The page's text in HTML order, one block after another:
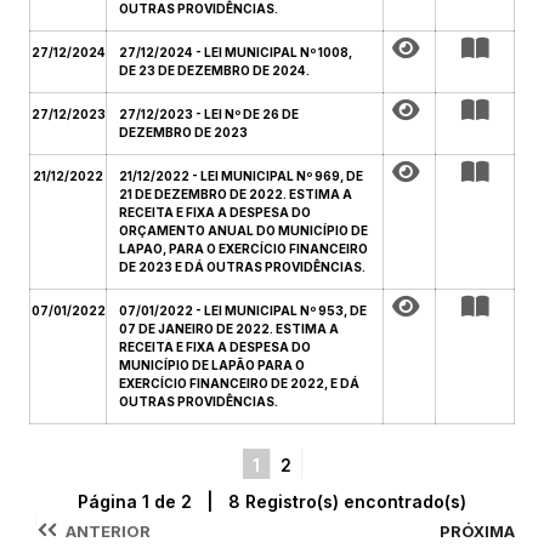
OUTRAS PROVIDÊNCIAS.
27/12/2024
27/12/2024 - LEI MUNICIPAL Nº 1008,
DE 23 DE DEZEMBRO DE 2024.
27/12/2023
27/12/2023 - LEI Nº DE 26 DE
DEZEMBRO DE 2023
21/12/2022
21/12/2022 - LEI MUNICIPAL Nº 969, DE
21 DE DEZEMBRO DE 2022. ESTIMA A
RECEITA E FIXA A DESPESA DO
ORÇAMENTO ANUAL DO MUNICÍPIO DE
LAPAO, PARA O EXERCÍCIO FINANCEIRO
DE 2023 E DÁ OUTRAS PROVIDÊNCIAS.
07/01/2022
07/01/2022 - LEI MUNICIPAL Nº 953, DE
07 DE JANEIRO DE 2022. ESTIMA A
RECEITA E FIXA A DESPESA DO
MUNICÍPIO DE LAPÃO PARA O
EXERCÍCIO FINANCEIRO DE 2022, E DÁ
OUTRAS PROVIDÊNCIAS.
1 2
ANTERIOR
Página 1 de 2 | 8 Registro(s) encontrado(s)
PRÓXIMA